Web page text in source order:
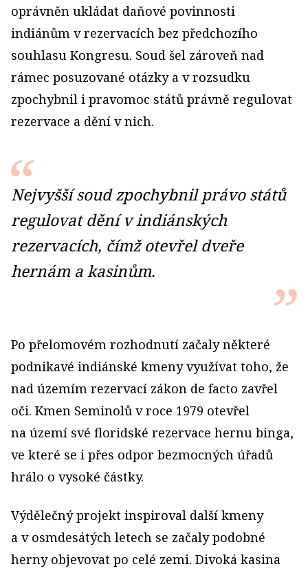
oprávněn ukládat daňové povinnosti
indiánům v rezervacích bez předchozího
souhlasu Kongresu. Soud šel zároveň nad
rámec posuzované otázky a v rozsudku
zpochybnil i pravomoc států právně regulovat
rezervace a dění v nich.
Nejvyšší soud zpochybnil právo států
regulovat dění v indiánských
rezervacích, čímž otevřel dveře
hernám a kasinům.
Po přelomovém rozhodnutí začaly některé
podnikavé indiánské kmeny využívat toho, že
nad územím rezervací zákon de facto zavřel
oči. Kmen Seminolů v roce 1979 otevřel
na území své floridské rezervace hernu binga,
ve které se i přes odpor bezmocných úřadů
hrálo o vysoké částky.
Výdělečný projekt inspiroval další kmeny
a v osmdesátých letech se začaly podobné
herny objevovat po celé zemi. Divoká kasina